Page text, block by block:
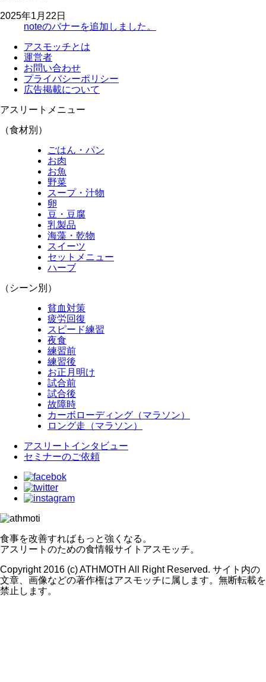
2025年1月22日
noteのバナーを追加しました。
アスモッチとは
運営者
お問い合わせ
プライバシーポリシー
広告掲載について
アスリートメニュー
（食材別）
ごはん・パン
お肉
お魚
野菜
スープ・汁物
卵
豆・豆腐
乳製品
海藻・乾物
スイーツ
セットメニュー
ハーブ
（シーン別）
貧血対策
疲労回復
スピード練習
夜食
練習前
練習後
お正月明け
試合前
試合後
故障時
カーボローディング（マラソン）
ロング走（マラソン）
アスリートインタビュー
セミナーのご依頼
食事を改善すればもっと強くなる。
アスリートのための食情報サイトアスモッチ。
Copyright 2016 (c) ATHMOTH All Right Reserved. サイト内の
文章、画像などの著作権はアスモッチに属します。無断転載を
禁止します。